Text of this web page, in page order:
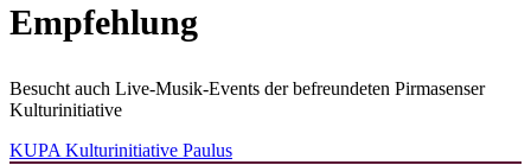
Empfehlung
Besucht auch Live-Musik-Events der befreundeten Pirmasenser
Kulturinitiative
KUPA Kulturinitiative Paulus